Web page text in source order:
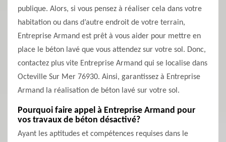
publique. Alors, si vous pensez à réaliser cela dans votre
habitation ou dans d’autre endroit de votre terrain,
Entreprise Armand est prêt à vous aider pour mettre en
place le béton lavé que vous attendez sur votre sol. Donc,
contactez plus vite Entreprise Armand qui se localise dans
Octeville Sur Mer 76930. Ainsi, garantissez à Entreprise
Armand la réalisation de béton lavé sur votre sol.
Pourquoi faire appel à Entreprise Armand pour
vos travaux de béton désactivé?
Ayant les aptitudes et compétences requises dans le